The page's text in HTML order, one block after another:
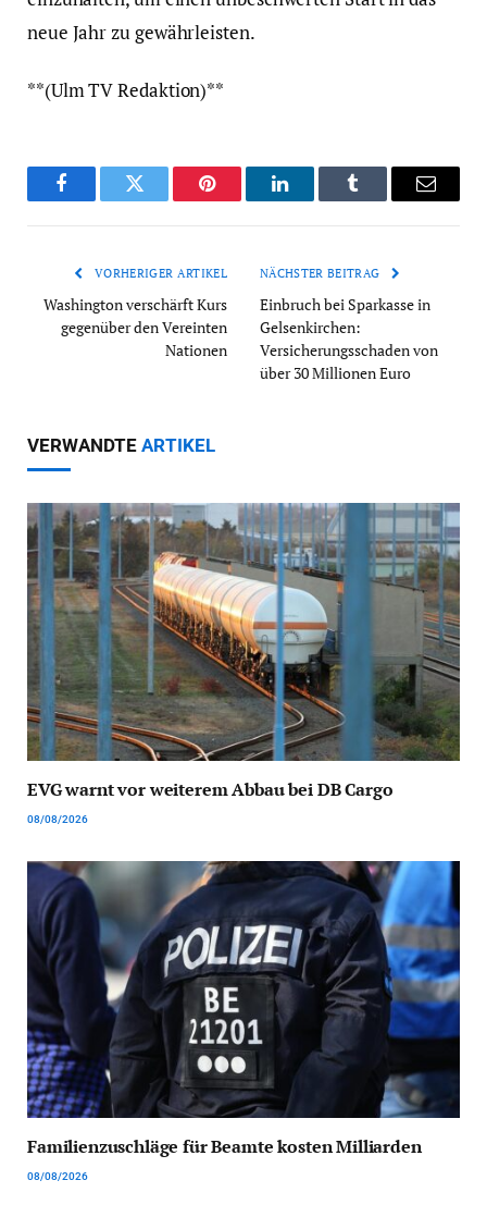
neue Jahr zu gewährleisten.
**(Ulm TV Redaktion)**
FacebookTwitter Pinterest LinkedInTumblr Email
VORHERIGER ARTIKEL
Washington verschärft Kurs
gegenüber den Vereinten
Nationen
NÄCHSTER BEITRAG
Einbruch bei Sparkasse in
Gelsenkirchen:
Versicherungsschaden von
über 30 Millionen Euro
VERWANDTE ARTIKEL
EVG warnt vor weiterem Abbau bei DB Cargo
08/08/2026
Familienzuschläge für Beamte kosten Milliarden
08/08/2026